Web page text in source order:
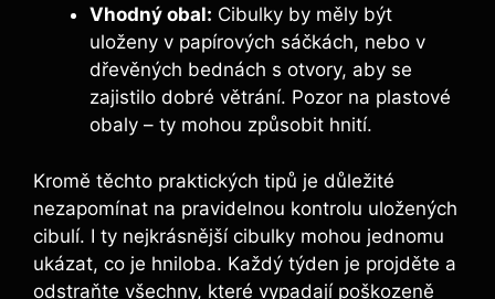
Vhodný obal: Cibulky by měly být
uloženy v papírových sáčkách, nebo v
dřevěných bednách s otvory, aby se
zajistilo dobré větrání. Pozor na plastové
obaly – ty mohou způsobit hnití.
Kromě těchto praktických tipů je důležité
nezapomínat na pravidelnou kontrolu uložených
cibulí. I ty nejkrásnější cibulky mohou jednomu
ukázat, co je hniloba. Každý týden je projděte a
odstraňte všechny, které vypadají poškozeně